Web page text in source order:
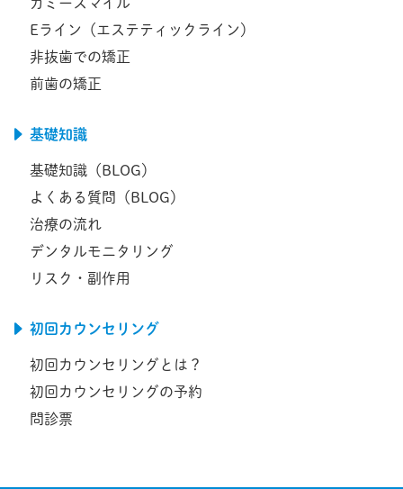
ガミースマイル
Eライン（エステティックライン）
非抜歯での矯正
前歯の矯正
基礎知識
基礎知識（BLOG）
よくある質問（BLOG）
治療の流れ
デンタルモニタリング
リスク・副作用
初回カウンセリング
初回カウンセリングとは？
初回カウンセリングの予約
問診票